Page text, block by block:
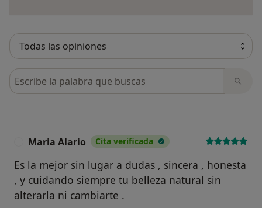
Busca en opiniones
Maria Alario Cita verificada
Es la mejor sin lugar a dudas , sincera , honesta
, y cuidando siempre tu belleza natural sin
alterarla ni cambiarte .